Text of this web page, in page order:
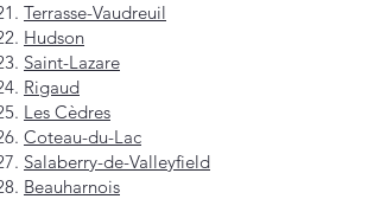
Terrasse-Vaudreuil
Hudson
Saint-Lazare
Rigaud
Les Cèdres
Coteau-du-Lac
Salaberry-de-Valleyfield
Beauharnois